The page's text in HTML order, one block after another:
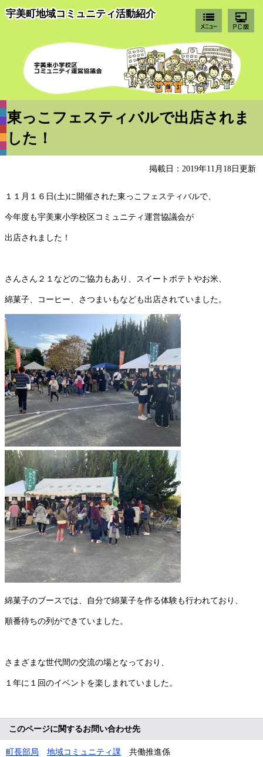
宇美町地域コミュニティ活動紹介
東っこフェスティバルで出店されま
した！
掲載日：2019年11月18日更新
１１月１６日(土)に開催された東っこフェスティバルで、
今年度も宇美東小学校区コミュニティ運営協議会が
出店されました！
さんさん２１などのご協力もあり、スイートポテトやお米、
綿菓子、コーヒー、さつまいもなども出店されていました。
綿菓子のブースでは、自分で綿菓子を作る体験も行われており、
順番待ちの列ができていました。
さまざまな世代間の交流の場となっており、
１年に１回のイベントを楽しまれていました。
このページに関するお問い合わせ先
町長部局 地域コミュニティ課 共働推進係